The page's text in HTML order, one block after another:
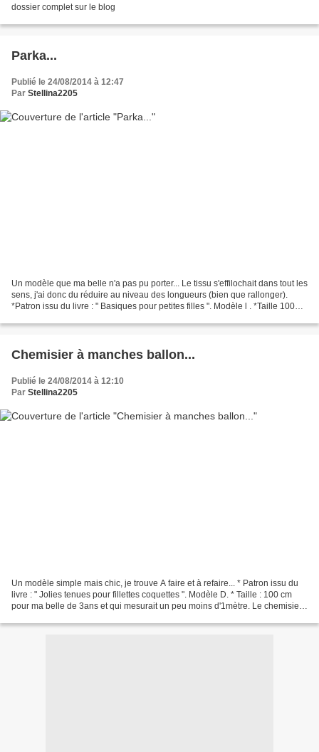
dossier complet sur le blog
Parka...
Publié le 24/08/2014 à 12:47
Par Stellina2205
Un modèle que ma belle n'a pas pu porter... Le tissu s'effilochait dans tout les
sens, j'ai donc du réduire au niveau des longueurs (bien que rallonger).
*Patron issu du livre : " Basiques pour petites filles ". Modèle l . *Taille 100
Chemisier à manches ballon...
Publié le 24/08/2014 à 12:10
Par Stellina2205
Un modèle simple mais chic, je trouve A faire et à refaire... * Patron issu du
livre : " Jolies tenues pour fillettes coquettes ". Modèle D. * Taille : 100 cm
pour ma belle de 3ans et qui mesurait un peu moins d'1mètre. Le chemisier